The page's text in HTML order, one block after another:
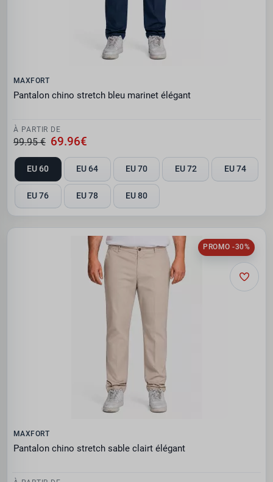
MAXFORT
Pantalon chino stretch bleu marinet élégant
À PARTIR DE
99.95 € 69.96€
EU 60 EU 64 EU 70 EU 72 EU 74
EU 76 EU 78 EU 80
PROMO -30%
MAXFORT
Pantalon chino stretch sable clairt élégant